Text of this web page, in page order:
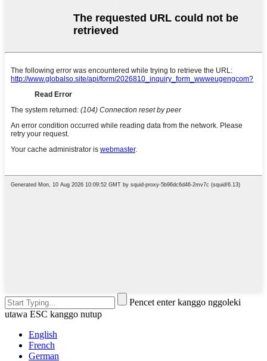
Pencet enter kanggo nggoleki
utawa ESC kanggo nutup
English
French
German